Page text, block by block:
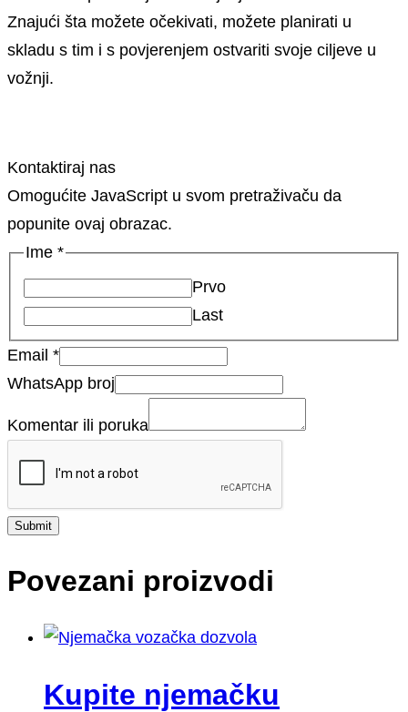
Znajući šta možete očekivati, možete planirati u
skladu s tim i s povjerenjem ostvariti svoje ciljeve u
vožnji.
Kontaktiraj nas
Omogućite JavaScript u svom pretraživaču da
popunite ovaj obrazac.
Ime *
Prvo
Last
Email *
WhatsApp broj
Komentar ili poruka
Submit
Povezani proizvodi
Kupite njemačku